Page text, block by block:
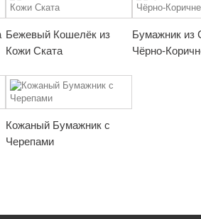
Бежевый Кошелёк из
Кожи Ската
Бумажник из
Чёрно-
Кожаный Бумажник с
Черепами